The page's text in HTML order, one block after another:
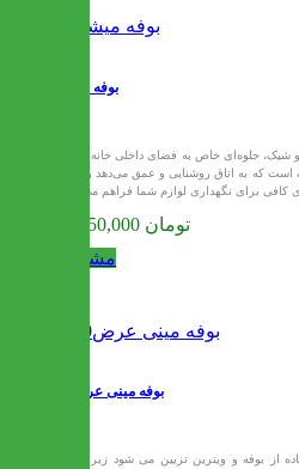
بوفه میشل
شیک، جلوه‌ای خاص به فضای داخلی خانه شما
است که به اتاق روشنایی و عمق می‌دهد و سه
27,750,000 تومان
مشاهده
بوفه مینی عرض80